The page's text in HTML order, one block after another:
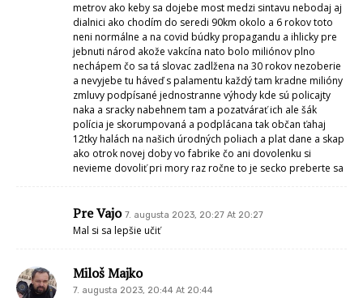
metrov ako keby sa dojebe most medzi sintavu nebodaj aj
dialnici ako chodím do seredi 90km okolo a 6 rokov toto
neni normálne a na covid búdky propagandu a ihlicky pre
jebnuti národ akože vakcína nato bolo miliónov plno
nechápem čo sa tá slovac zadlžena na 30 rokov nezoberie
a nevyjebe tu háveď s palamentu každý tam kradne milióny
zmluvy podpísané jednostranne výhody kde sú policajty
naka a sracky nabehnem tam a pozatvárať ich ale šák
polícia je skorumpovaná a podplácana tak občan ťahaj
12tky halách na našich úrodných poliach a plat dane a skap
ako otrok novej doby vo fabrike čo ani dovolenku si
nevieme dovoliť pri mory raz ročne to je secko preberte sa
Pre Vajo 7. augusta 2023, 20:27 At 20:27
Mal si sa lepšie učiť
Miloš Majko
7. augusta 2023, 20:44 At 20:44